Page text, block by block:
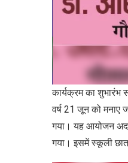
कार्यक्रम का शुभारंभ
वर्ष 21 जून को मनाए
गया। यह आयोजन
गया। इसमें स्कूली